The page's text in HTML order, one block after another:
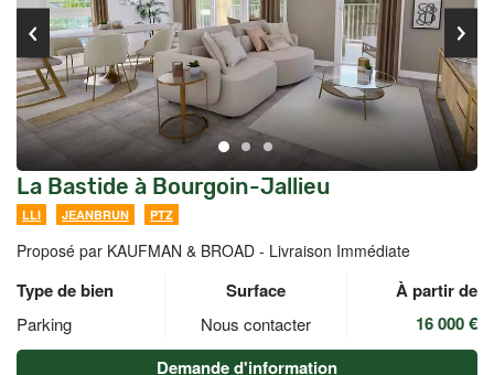
La Bastide à Bourgoin-Jallieu
LLI JEANBRUN PTZ
Proposé par KAUFMAN & BROAD - Livraison Immédiate
Type de bien Surface À partir de
Parking Nous contacter
16 000 €
Demande d'information